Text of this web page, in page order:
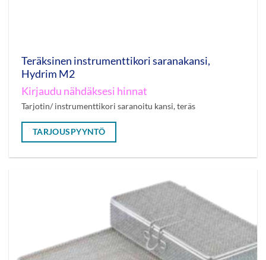
Teräksinen instrumenttikori saranakansi,
Hydrim M2
Kirjaudu nähdäksesi hinnat
Tarjotin/ instrumenttikori saranoitu kansi, teräs
TARJOUSPYYNTÖ